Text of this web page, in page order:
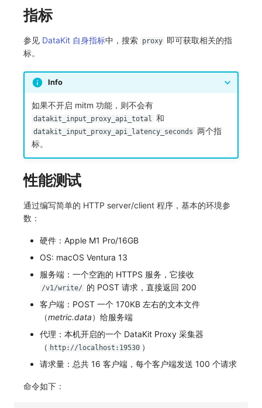
指标
参见 DataKit 自身指标中，搜索 proxy 即可获取相关的指
标。
Info
如果不开启 mitm 功能，则不会有
datakit_input_proxy_api_total 和
datakit_input_proxy_api_latency_seconds 两个指
标。
性能测试
通过编写简单的 HTTP server/client 程序，基本的环境参
数：
硬件：Apple M1 Pro/16GB
OS: macOS Ventura 13
服务端：一个空跑的 HTTPS 服务，它接收
/v1/write/
的 POST 请求，直接返回 200
客户端：POST 一个 170KB 左右的文本文件
（metric.data）给服务端
代理：本机开启的一个 DataKit Proxy 采集器
（ http://localhost:19530 ）
请求量：总共 16 客户端，每个客户端发送 100 个请求
命令如下：